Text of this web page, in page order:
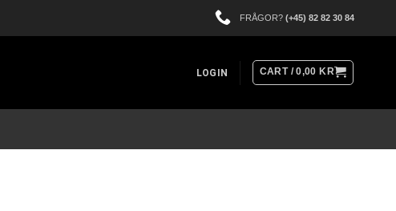
FRÅGOR? (+45) 82 82 30 84
LOGIN CART /0,00 KR